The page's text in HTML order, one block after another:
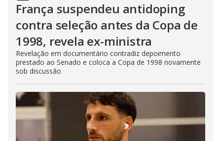
França suspendeu antidoping
contra seleção antes da Copa de
1998, revela ex-ministra
Revelação em documentário contradiz depoimento
prestado ao Senado e coloca a Copa de 1998 novamente
sob discussão